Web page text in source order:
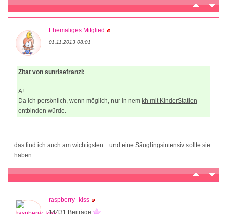
Ehemaliges Mitglied
01.11.2013 08:01
Zitat von sunrisefranzi:
A!
Da ich persönlich, wenn möglich, nur in nem kh mit KinderStation
entbinden würde.
das find ich auch am wichtigsten... und eine Säuglingsintensiv sollte sie
haben...
raspberry_kiss
14431 Beiträge